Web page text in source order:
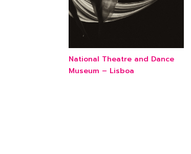
National Theatre and Dance
Museum – Lisboa